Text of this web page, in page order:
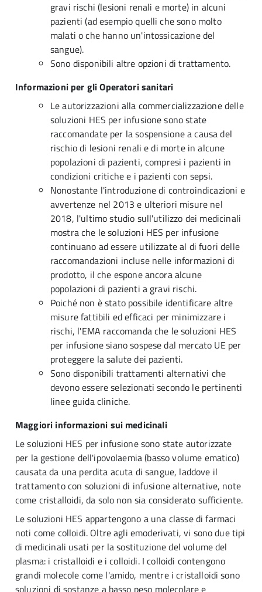
gravi rischi (lesioni renali e morte) in alcuni
pazienti (ad esempio quelli che sono molto
malati o che hanno un'intossicazione del
sangue).
Sono disponibili altre opzioni di trattamento.
Informazioni per gli Operatori sanitari
Le autorizzazioni alla commercializzazione delle
soluzioni HES per infusione sono state
raccomandate per la sospensione a causa del
rischio di lesioni renali e di morte in alcune
popolazioni di pazienti, compresi i pazienti in
condizioni critiche e i pazienti con sepsi.
Nonostante l'introduzione di controindicazioni e
avvertenze nel 2013 e ulteriori misure nel
2018, l'ultimo studio sull'utilizzo dei medicinali
mostra che le soluzioni HES per infusione
continuano ad essere utilizzate al di fuori delle
raccomandazioni incluse nelle informazioni di
prodotto, il che espone ancora alcune
popolazioni di pazienti a gravi rischi.
Poiché non è stato possibile identificare altre
misure fattibili ed efficaci per minimizzare i
rischi, l'EMA raccomanda che le soluzioni HES
per infusione siano sospese dal mercato UE per
proteggere la salute dei pazienti.
Sono disponibili trattamenti alternativi che
devono essere selezionati secondo le pertinenti
linee guida cliniche.
Maggiori informazioni sui medicinali
Le soluzioni HES per infusione sono state autorizzate
per la gestione dell'ipovolaemia (basso volume ematico)
causata da una perdita acuta di sangue, laddove il
trattamento con soluzioni di infusione alternative, note
come cristalloidi, da solo non sia considerato sufficiente.
Le soluzioni HES appartengono a una classe di farmaci
noti come colloidi. Oltre agli emoderivati, vi sono due tipi
di medicinali usati per la sostituzione del volume del
plasma: i cristalloidi e i colloidi. I colloidi contengono
grandi molecole come l'amido, mentre i cristalloidi sono
soluzioni di sostanze a basso peso molecolare e